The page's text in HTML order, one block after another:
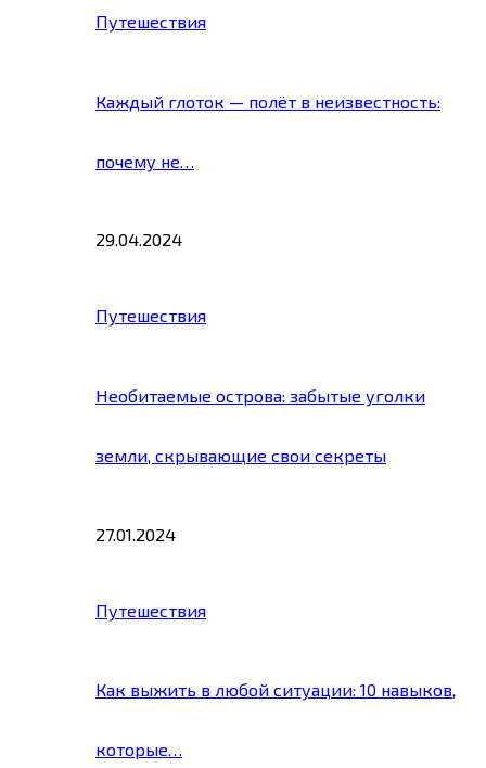
Путешествия
Каждый глоток — полёт в неизвестность:
почему не…
29.04.2024
Путешествия
Необитаемые острова: забытые уголки
земли, скрывающие свои секреты
27.01.2024
Путешествия
Как выжить в любой ситуации: 10 навыков,
которые…